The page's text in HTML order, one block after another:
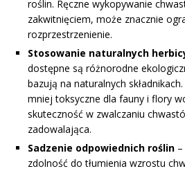
roślin. Ręczne wykopywanie
zakwitnięciem, może znacznie
rozprzestrzenienie.
Stosowanie naturalnych
dostępne są różnorodne
bazują na naturalnych
mniej toksyczne dla fauny i flory
skuteczność w zwalczaniu
zadowalająca.
Sadzenie odpowiednich roślin
zdolność do tłumienia wzrostu